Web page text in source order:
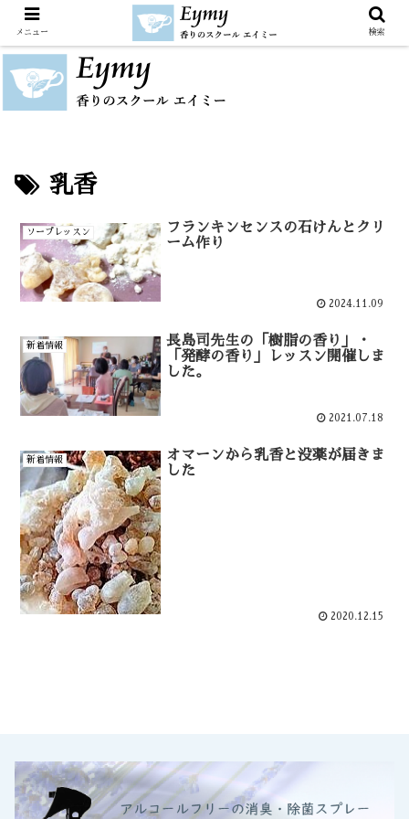
乳香
ソープレッスン
フランキンセンスの石けんとクリ
ーム作り
2024.11.09
新着情報
長島司先生の「樹脂の香り」・
「発酵の香り」レッスン開催しま
した。
2021.07.18
新着情報
オマーンから乳香と没薬が届きま
した
2020.12.15
メニュー 検索